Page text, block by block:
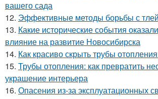
вашего сада
12. Эффективные методы борьбы с
13. Какие исторические события
влияние на развитие Новосибирска
14. Как красиво скрыть трубы
15. Трубы отопления: как превратить
украшение интерьера
16. Опасения из-за эксплуатационных